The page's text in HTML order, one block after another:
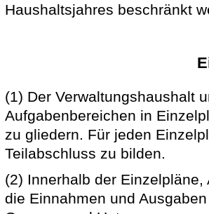
Haushaltsjahres beschränkt
(1) Der Verwaltungshaushalt
Aufgabenbereichen in
zu gliedern. Für jeden
Teilabschluss zu bilden.
(2) Innerhalb der
die Einnahmen und